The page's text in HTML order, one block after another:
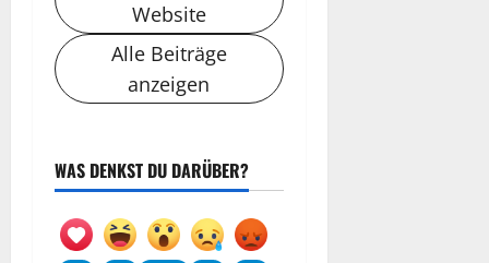
Website
Alle Beiträge
anzeigen
WAS DENKST DU DARÜBER?